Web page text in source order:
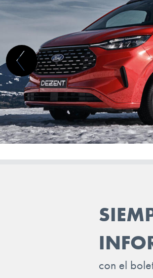
con el